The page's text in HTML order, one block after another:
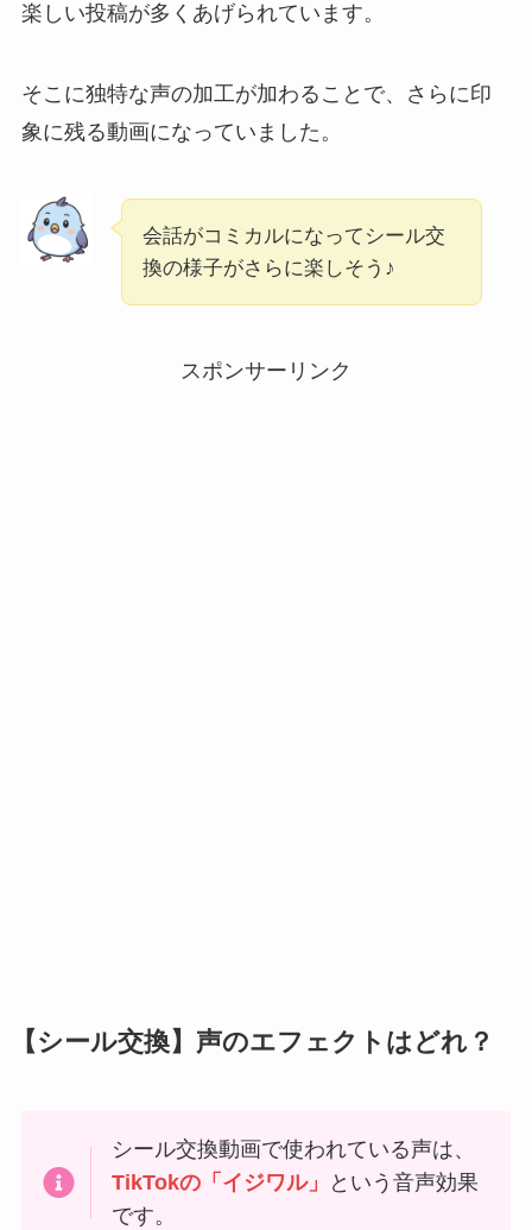
楽しい投稿が多くあげられています。
そこに独特な声の加工が加わることで、さらに印
象に残る動画になっていました。
会話がコミカルになってシール交
換の様子がさらに楽しそう♪
スポンサーリンク
【シール交換】声のエフェクトはどれ？
シール交換動画で使われている声は、
TikTokの「イジワル」
という音声効果
です。